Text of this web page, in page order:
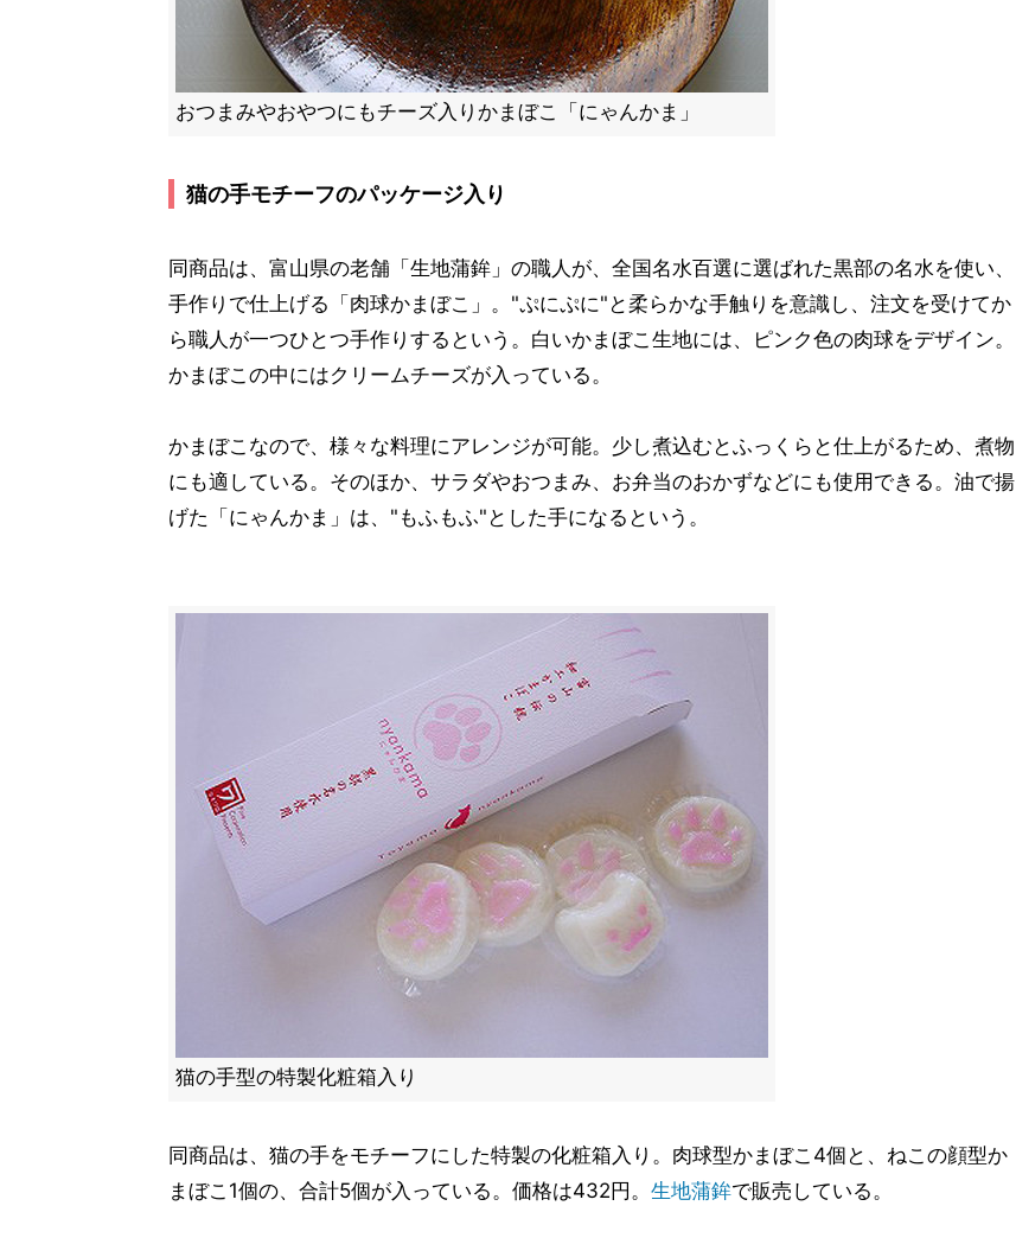
おつまみやおやつにもチーズ入りかまぼこ「にゃんかま」
猫の手モチーフのパッケージ入り
同商品は、富山県の老舗「生地蒲鉾」の職人が、全国名水百選に選ばれた黒部の名水を使い、
手作りで仕上げる「肉球かまぼこ」。"ぷにぷに"と柔らかな手触りを意識し、注文を受けてか
ら職人が一つひとつ手作りするという。白いかまぼこ生地には、ピンク色の肉球をデザイン。
かまぼこの中にはクリームチーズが入っている。
かまぼこなので、様々な料理にアレンジが可能。少し煮込むとふっくらと仕上がるため、煮物
にも適している。そのほか、サラダやおつまみ、お弁当のおかずなどにも使用できる。油で揚
げた「にゃんかま」は、"もふもふ"とした手になるという。
猫の手型の特製化粧箱入り
同商品は、猫の手をモチーフにした特製の化粧箱入り。肉球型かまぼこ4個と、ねこの顔型か
まぼこ1個の、合計5個が入っている。価格は432円。 生地蒲鉾で販売している。